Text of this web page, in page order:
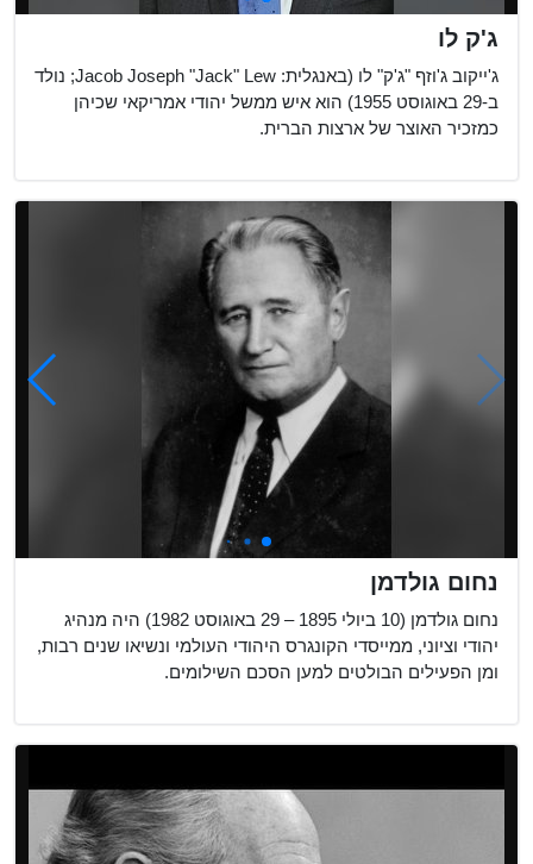
ג'ק לו
ג'ייקוב ג'וזף "ג'ק" לו (באנגלית: Jacob Joseph "Jack" Lew; נולד
ב-29 באוגוסט 1955) הוא איש ממשל יהודי אמריקאי שכיהן
כמזכיר האוצר של ארצות הברית.
נחום גולדמן
נחום גולדמן (10 ביולי 1895 – 29 באוגוסט 1982) היה מנהיג
יהודי וציוני, ממייסדי הקונגרס היהודי העולמי ונשיאו שנים רבות,
ומן הפעילים הבולטים למען הסכם השילומים.